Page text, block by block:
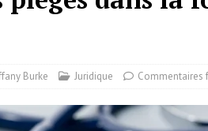
Burke Juridique Commentaires